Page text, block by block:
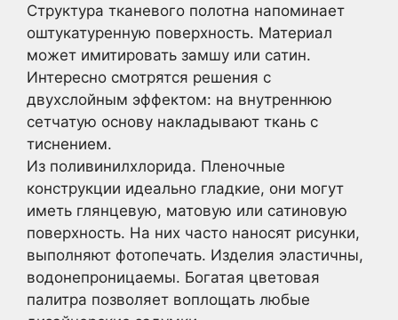
Структура тканевого полотна напоминает
оштукатуренную поверхность. Материал
может имитировать замшу или сатин.
Интересно смотрятся решения с
двухслойным эффектом: на внутреннюю
сетчатую основу накладывают ткань с
тиснением.
Из поливинилхлорида. Пленочные
конструкции идеально гладкие, они могут
иметь глянцевую, матовую или сатиновую
поверхность. На них часто наносят рисунки,
выполняют фотопечать. Изделия эластичны,
водонепроницаемы. Богатая цветовая
палитра позволяет воплощать любые